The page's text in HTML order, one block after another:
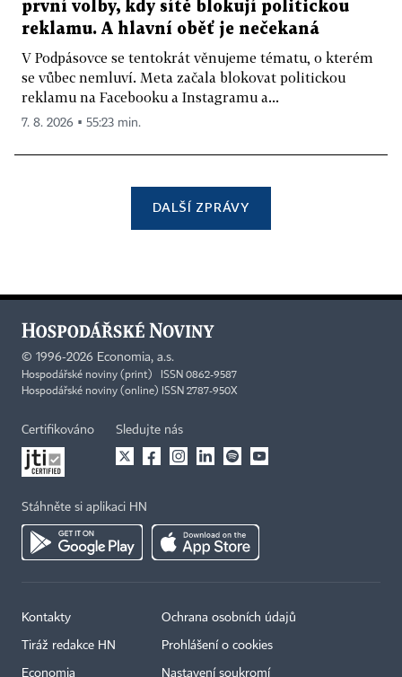
první volby, kdy sítě blokují politickou
reklamu. A hlavní oběť je nečekaná
V Podpásovce se tentokrát věnujeme tématu, o kterém
se vůbec nemluví. Meta začala blokovat politickou
reklamu na Facebooku a Instagramu a...
7. 8. 2026 ▪ 55:23 min.
DALŠÍ ZPRÁVY
© 1996-2026 Economia, a.s.
Hospodářské noviny (print) ISSN 0862-9587
Hospodářské noviny (online) ISSN 2787-950X
Certifikováno Sledujte nás
Stáhněte si aplikaci HN
Kontakty
Tiráž redakce HN
Economia
Ochrana osobních údajů
Prohlášení o cookies
Nastavení soukromí